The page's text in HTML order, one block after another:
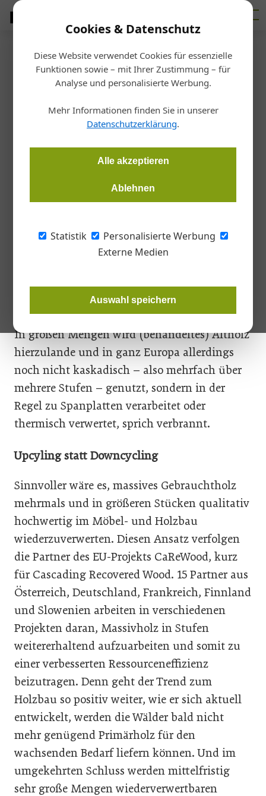
Cookies & Datenschutz
Diese Website verwendet Cookies für essenzielle
Funktionen sowie – mit Ihrer Zustimmung – für
Analyse und personalisierte Werbung.
Mehr Informationen finden Sie in unserer
Datenschutzerklärung.
Alle akzeptieren
Ablehnen
Statistik
Personalisierte Werbung
Externe Medien
Auswahl speichern
Startseite/Holz
EU-Projekt CaReWood: Neues
Leben für altes Holz
Upcyling statt Downcycling: Ein EU-Forschungsprojekt
beschäftigt sich mit der Mehrfachnutzung von Holz. Denn
Gebrauch meistens zu schade.
oder auch Wellnesseinrichtungen zu
verwenden, hält in Österreich schon lange an.
In großen Mengen wird (behandeltes) Altholz
hierzulande und in ganz Europa allerdings
noch nicht kaskadisch – also mehrfach über
mehrere Stufen – genutzt, sondern in der
Regel zu Spanplatten verarbeitet oder
thermisch verwertet, sprich verbrannt.
Upcyling statt Downcycling
Sinnvoller wäre es, massives Gebrauchtholz
mehrmals und in größeren Stücken qualitativ
hochwertig im Möbel- und Holzbau
wiederzuverwerten. Diesen Ansatz verfolgen
die Partner des EU-Projekts CaReWood, kurz
für Cascading Recovered Wood. 15 Partner aus
Österreich, Deutschland, Frankreich, Finnland
und Slowenien arbeiten in verschiedenen
Projekten daran, Massivholz in Stufen
weitererhaltend aufzuarbeiten und somit zu
einer verbesserten Ressourceneffizienz
beizutragen. Denn geht der Trend zum
Holzbau so positiv weiter, wie er sich aktuell
entwickelt, werden die Wälder bald nicht
mehr genügend Primärholz für den
wachsenden Bedarf liefern können. Und im
umgekehrten Schluss werden mittelfristig
sehr große Mengen wiederverwertbaren